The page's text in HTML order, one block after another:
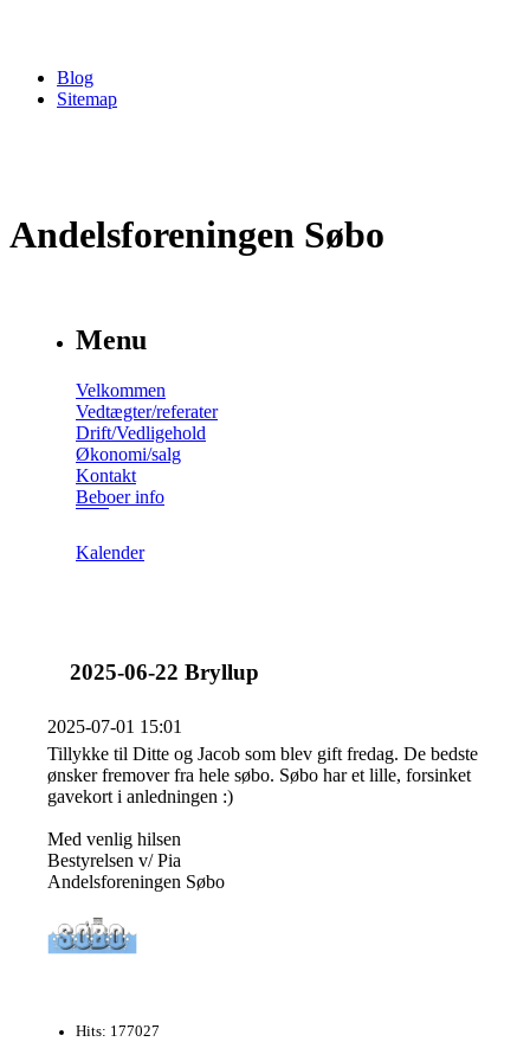
Blog
Sitemap
Andelsforeningen Søbo
Menu
Velkommen
Vedtægter/referater
Drift/Vedligehold
Økonomi/salg
Kontakt
Beboer info
Kalender
2025-06-22 Bryllup
2025-07-01 15:01
Tillykke til Ditte og Jacob som blev gift fredag. De bedste
ønsker fremover fra hele søbo. Søbo har et lille, forsinket
gavekort i anledningen :)
Med venlig hilsen
Bestyrelsen v/ Pia
Andelsforeningen Søbo
Hits: 177027